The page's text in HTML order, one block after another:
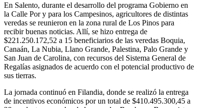
En Salento, durante el desarrollo del programa Gobierno en
la Calle Por y para los Campesinos, agricultores de distintas
veredas se reunieron en la zona rural de Los Pinos para
recibir buenas noticias. Allí, se hizo entrega de
$221.250.172,52 a 15 beneficiarios de las veredas Boquia,
Canaán, La Nubia, Llano Grande, Palestina, Palo Grande y
San Juan de Carolina, con recursos del Sistema General de
Regalías asignados de acuerdo con el potencial productivo de
sus tierras.
La jornada continuó en Filandia, donde se realizó la entrega
de incentivos económicos por un total de $410.495.300,45 a